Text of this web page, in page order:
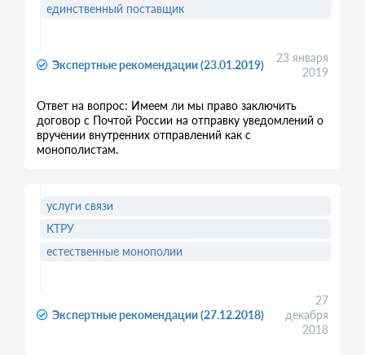
Экспертные рекомендации (23.01.2019)
23 января
2019
Ответ на вопрос: Имеем ли мы право заключить
договор с Почтой России на отправку уведомлений о
вручении внутренних отправлений как с
монополистам.
единственный поставщик
Экспертные рекомендации (27.12.2018)
27
декабря
2018
услуги связи
КТРУ
естественные монополии